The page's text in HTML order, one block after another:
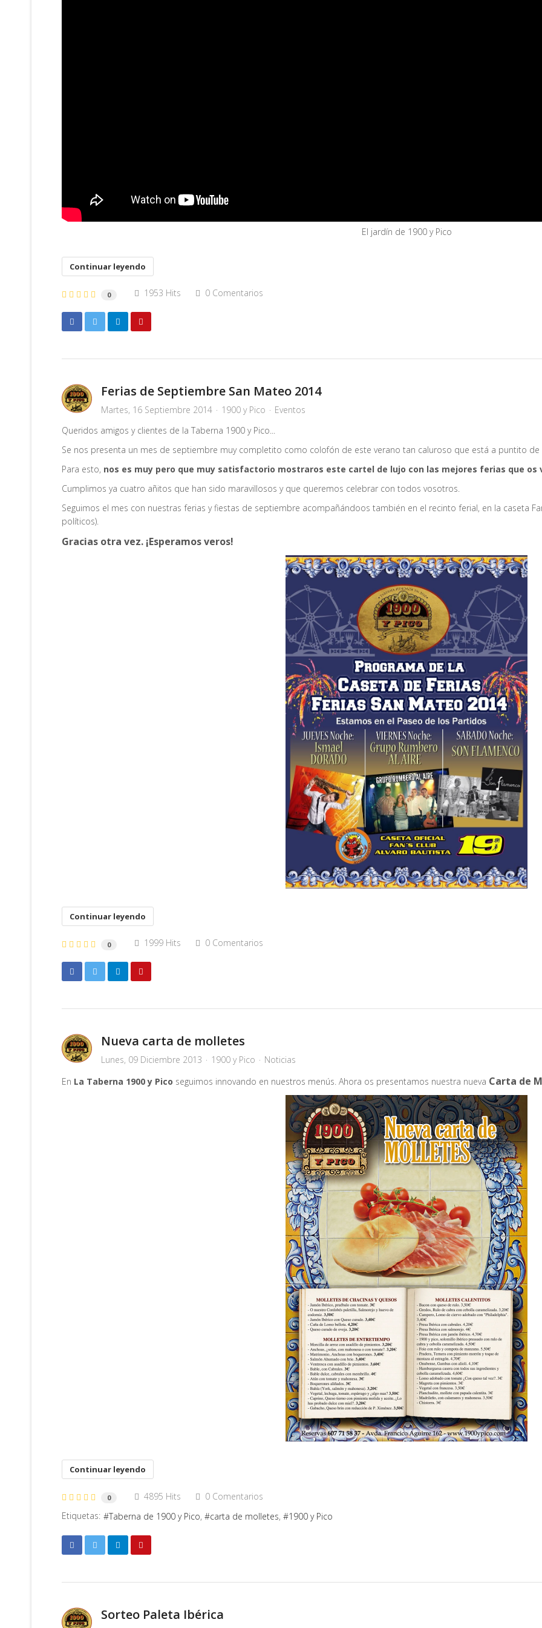
El jardín de 1900 y Pico
Continuar leyendo
0 1953 Hits 0 Comentarios
Ferias de Septiembre San Mateo 2014
Martes, 16 Septiembre 2014 1900 y Pico
Eventos
Queridos amigos y clientes de la Taberna 1900 y Pico...
Se nos presenta un mes de septiembre muy completito como colofón de este verano tan caluroso que está a puntito de
Para esto, nos es muy pero que muy satisfactorio mostraros este cartel de lujo con las mejores ferias que os
Cumplimos ya cuatro añitos que han sido maravillosos y que queremos celebrar con todos vosotros.
Seguimos el mes con nuestras ferias y fiestas de septiembre acompañándoos también en el recinto ferial, en la caseta
políticos).
Gracias otra vez. ¡Esperamos veros!
Continuar leyendo
0 1999 Hits 0 Comentarios
Nueva carta de molletes
Lunes, 09 Diciembre 2013 1900 y Pico
Noticias
En La Taberna 1900 y Pico seguimos innovando en nuestros menús. Ahora os presentamos nuestra nueva Carta de
Continuar leyendo
0 4895 Hits
0 Comentarios
Etiquetas:
Taberna de 1900 y Pico carta de molletes 1900 y Pico
Sorteo Paleta Ibérica